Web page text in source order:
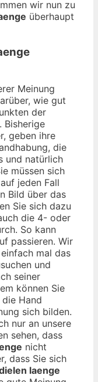
wir nun zu
überhaupt
Meinung
wie gut
der
Bisherige
geben ihre
die
und natürlich
müssen sich
jeden Fall
Bild über das
Sie sich dazu
die 4- oder
So kann
passieren. Wir
mal das
und
seiner
können Sie
Hand
sich bilden.
nur an unsere
sehen, dass
nicht
dass Sie sich
laenge